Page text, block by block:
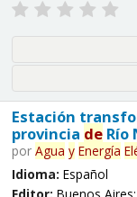
Estación
provincia deRío
por Agua y Energía
Idioma: Español
Editor: Buenos Aires: